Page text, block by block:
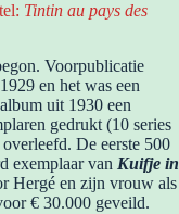
Tintin au pays des
Voorpublicatie
en het was een
uit 1930 een
gedrukt (10 series
De eerste 500
exemplaar van Kuifje in
Hergé en zijn vrouw als
€ 30.000 geveild.